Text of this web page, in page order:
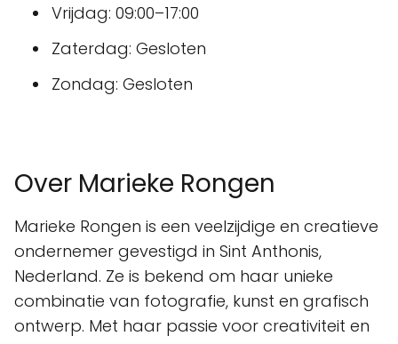
Vrijdag: 09:00–17:00
Zaterdag: Gesloten
Zondag: Gesloten
Over Marieke Rongen
Marieke Rongen is een veelzijdige en creatieve
ondernemer gevestigd in Sint Anthonis,
Nederland. Ze is bekend om haar unieke
combinatie van fotografie, kunst en grafisch
ontwerp. Met haar passie voor creativiteit en